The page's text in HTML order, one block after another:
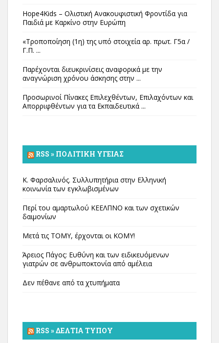
Hope4Kids – Ολιστική Ανακουφιστική Φροντίδα για
Παιδιά με Καρκίνο στην Ευρώπη
«Τροποποίηση (1η) της υπό στοιχεία αρ. πρωτ. Γ5α /
Γ.Π. ...
Παρέχονται διευκρινίσεις αναφορικά με την
αναγνώριση χρόνου άσκησης στην ...
Προσωρινοί Πίνακες Επιλεχθέντων, Επιλαχόντων και
Απορριφθέντων για τα Εκπαιδευτικά ...
RSS » ΠΟΛΙΤΙΚΉ ΥΓΕΊΑΣ
Κ. Φαρσαλινός. Συλλυπητήρια στην Ελληνική
κοινωνία των εγκλωβισμένων
Περί του αμαρτωλού ΚΕΕΛΠΝΟ και των σχετικών
δαιμονίων
Μετά τις ΤΟΜΥ, έρχονται οι ΚΟΜΥ!
Άρειος Πάγος: Ευθύνη και των ειδικευόμενων
γιατρών σε ανθρωποκτονία από αμέλεια
Δεν πέθανε από τα χτυπήματα
RSS » ΔΕΛΤΊΑ ΤΎΠΟΥ